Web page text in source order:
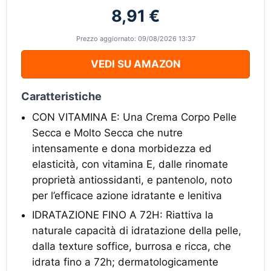
8,91 €
Prezzo aggiornato: 09/08/2026 13:37
VEDI SU AMAZON
Caratteristiche
CON VITAMINA E: Una Crema Corpo Pelle
Secca e Molto Secca che nutre
intensamente e dona morbidezza ed
elasticità, con vitamina E, dalle rinomate
proprietà antiossidanti, e pantenolo, noto
per l’efficace azione idratante e lenitiva
IDRATAZIONE FINO A 72H: Riattiva la
naturale capacità di idratazione della pelle,
dalla texture soffice, burrosa e ricca, che
idrata fino a 72h; dermatologicamente